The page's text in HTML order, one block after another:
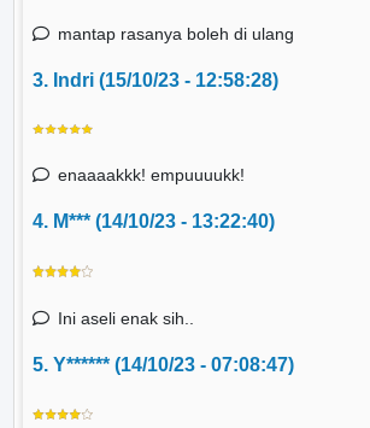
mantap rasanya boleh di ulang
3. Indri (15/10/23 - 12:58:28)
enaaaakkk! empuuuukk!
4. M*** (14/10/23 - 13:22:40)
Ini aseli enak sih..
5. Y****** (14/10/23 - 07:08:47)